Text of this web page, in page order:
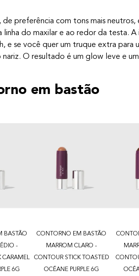
preferência com tons mais neutros,
linha do maxilar e ao redor da testa.
e se você quer um truque extra para
O resultado é um glow leve e
em bastão
BASTÃO
-
CARAMEL
6G
CONTORNO EM BASTÃO
MARROM CLARO -
CONTOUR STICK TOASTED
OCÉANE PURPLE 6G